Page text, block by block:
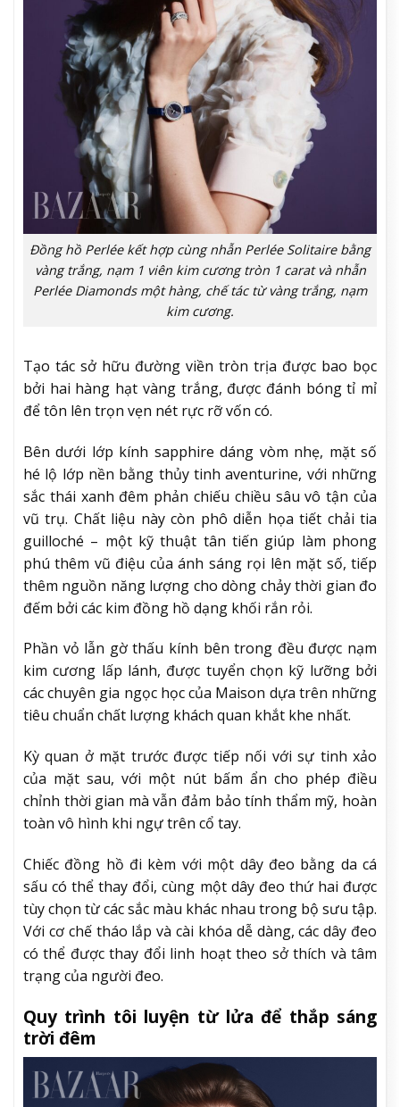
Đồng hồ Perlée kết hợp cùng nhẫn Perlée Solitaire bằng
vàng trắng, nạm 1 viên kim cương tròn 1 carat và nhẫn
Perlée Diamonds một hàng, chế tác từ vàng trắng, nạm
kim cương.
Tạo tác sở hữu đường viền tròn trịa được bao bọc
bởi hai hàng hạt vàng trắng, được đánh bóng tỉ mỉ
để tôn lên trọn vẹn nét rực rỡ vốn có.
Bên dưới lớp kính sapphire dáng vòm nhẹ, mặt số
hé lộ lớp nền bằng thủy tinh aventurine, với những
sắc thái xanh đêm phản chiếu chiều sâu vô tận của
vũ trụ. Chất liệu này còn phô diễn họa tiết chải tia
guilloché – một kỹ thuật tân tiến giúp làm phong
phú thêm vũ điệu của ánh sáng rọi lên mặt số, tiếp
thêm nguồn năng lượng cho dòng chảy thời gian đo
đếm bởi các kim đồng hồ dạng khối rắn rỏi.
Phần vỏ lẫn gờ thấu kính bên trong đều được nạm
kim cương lấp lánh, được tuyển chọn kỹ lưỡng bởi
các chuyên gia ngọc học của Maison dựa trên những
tiêu chuẩn chất lượng khách quan khắt khe nhất.
Kỳ quan ở mặt trước được tiếp nối với sự tinh xảo
của mặt sau, với một nút bấm ẩn cho phép điều
chỉnh thời gian mà vẫn đảm bảo tính thẩm mỹ, hoàn
toàn vô hình khi ngự trên cổ tay.
Chiếc đồng hồ đi kèm với một dây đeo bằng da cá
sấu có thể thay đổi, cùng một dây đeo thứ hai được
tùy chọn từ các sắc màu khác nhau trong bộ sưu tập.
Với cơ chế tháo lắp và cài khóa dễ dàng, các dây đeo
có thể được thay đổi linh hoạt theo sở thích và tâm
trạng của người đeo.
Quy trình tôi luyện từ lửa để thắp sáng
trời đêm